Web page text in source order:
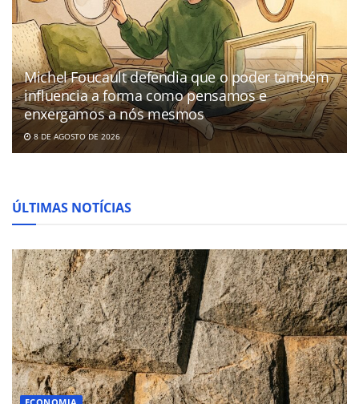
Michel Foucault defendia que o poder também
influencia a forma como pensamos e
enxergamos a nós mesmos
8 DE AGOSTO DE 2026
ÚLTIMAS NOTÍCIAS